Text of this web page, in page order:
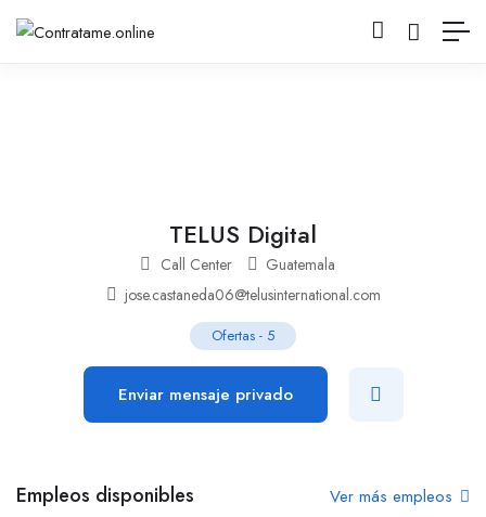
TELUS Digital
Call Center
Guatemala
jose.castaneda06@telusinternational.com
Ofertas - 5
Enviar mensaje privado
Empleos disponibles Ver más empleos